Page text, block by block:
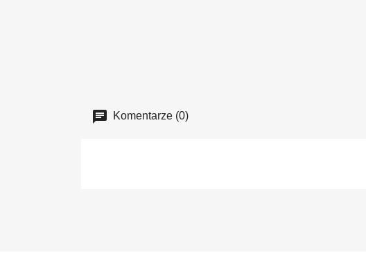
Komentarze (0)